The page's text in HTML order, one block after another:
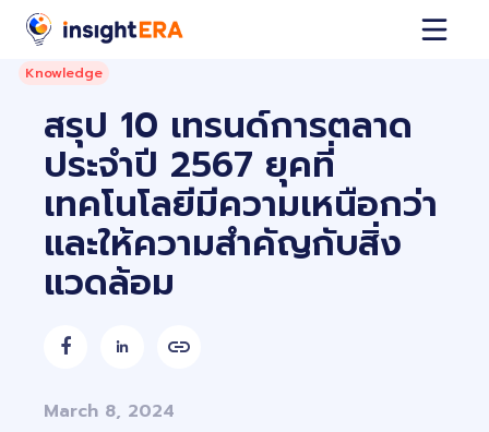
Knowledge
สรุป 10 เทรนด์การตลาด
ประจำปี 2567 ยุคที่
เทคโนโลยีมีความเหนือกว่า
และให้ความสำคัญกับสิ่ง
แวดล้อม
 
March 8, 2024